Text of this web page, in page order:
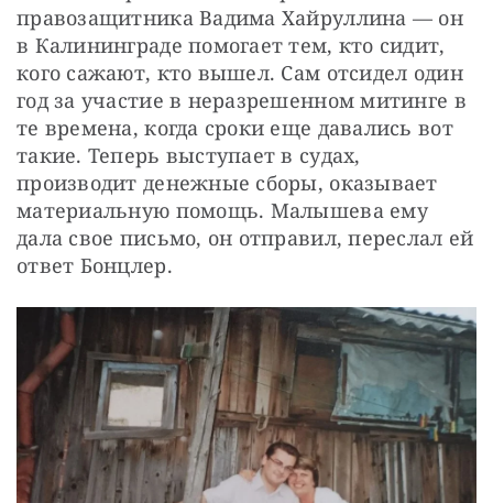
правозащитника Вадима Хайруллина — он
в Калининграде помогает тем, кто сидит,
кого сажают, кто вышел. Сам отсидел один
год за участие в неразрешенном митинге в
те времена, когда сроки еще давались вот
такие. Теперь выступает в судах,
производит денежные сборы, оказывает
материальную помощь. Малышева ему
дала свое письмо, он отправил, переслал ей
ответ Бонцлер.